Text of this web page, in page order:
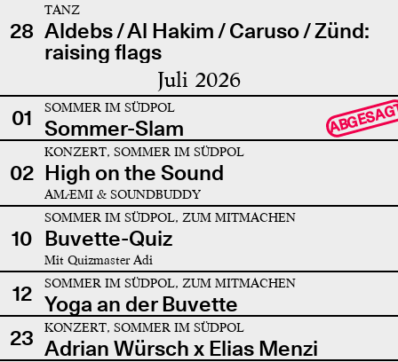
28
TANZ
Aldebs / Al Hakim / Caruso / Zünd:
raising flags
Juli 2026
01 SOMMER IM SÜDPOL
Sommer-Slam
02
KONZERT, SOMMER IM SÜDPOL
High on the Sound
AMÆMI & SOUNDBUDDY
10
SOMMER IM SÜDPOL, ZUM MITMACHEN
Buvette-Quiz
Mit Quizmaster Adi
12 SOMMER IM SÜDPOL, ZUM MITMACHEN
Yoga an der Buvette
23
KONZERT, SOMMER IM SÜDPOL
Adrian Würsch x Elias Menzi